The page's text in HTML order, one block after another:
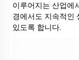
이루어지는 산업에
경에서도 지속적인
있도록 합니다.